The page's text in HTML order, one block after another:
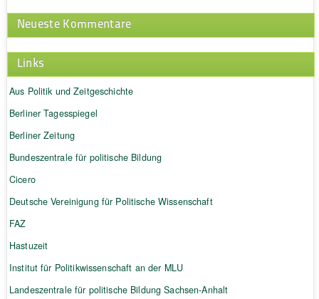
Neueste Kommentare
Links
Aus Politik und Zeitgeschichte
Berliner Tagesspiegel
Berliner Zeitung
Bundeszentrale für politische Bildung
Cicero
Deutsche Vereinigung für Politische Wissenschaft
FAZ
Hastuzeit
Institut für Politikwissenschaft an der MLU
Landeszentrale für politische Bildung Sachsen-Anhalt